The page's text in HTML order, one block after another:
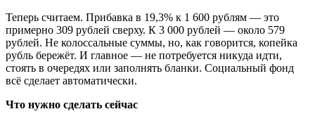
Теперь считаем. Прибавка в 19,3% к 1 600 рублям — это
примерно 309 рублей сверху. К 3 000 рублей — около 579
рублей. Не колоссальные суммы, но, как говорится, копейка
рубль бережёт. И главное — не потребуется никуда идти,
стоять в очередях или заполнять бланки. Социальный фонд
всё сделает автоматически.
Что нужно сделать сейчас